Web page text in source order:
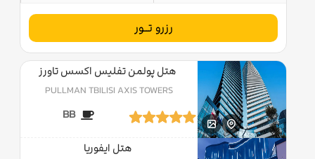
رزرو تــور
هتل پولمن تفلیس اکسس تاورز
PULLMAN TBILISI AXIS TOWERS
BB
هتل ایفوریا